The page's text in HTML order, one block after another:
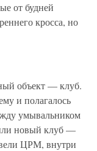
от будней
кросса, но
объект — клуб.
и полагалось
умывальником
новый клуб —
ЦРМ, внутри